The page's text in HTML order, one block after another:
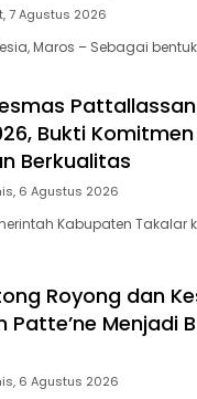
7 Agustus 2026
Maros – Sebagai
Bukti
Berkualitas
6 Agustus 2026
Kabupaten
Royong dan
Patte’ne Menjadi
6 Agustus 2026